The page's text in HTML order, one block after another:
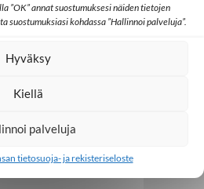
”OK” annat suostumuksesi näiden tietojen
suostumuksiasi kohdassa ”Hallinnoi palveluja”.
Hyväksy
Kiellä
palveluja
tietosuoja- ja rekisteriseloste